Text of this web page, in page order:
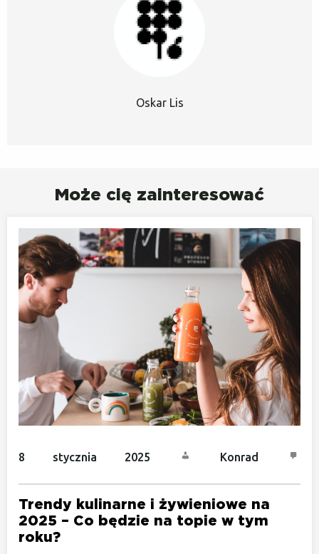
Oskar Lis
Może cię zainteresować
8 stycznia 2025 Konrad
Trendy kulinarne i żywieniowe na
2025 – Co będzie na topie w tym
roku?